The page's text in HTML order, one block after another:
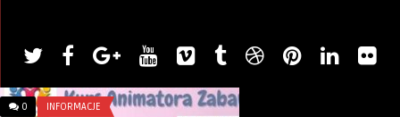
0 INFORMACJE